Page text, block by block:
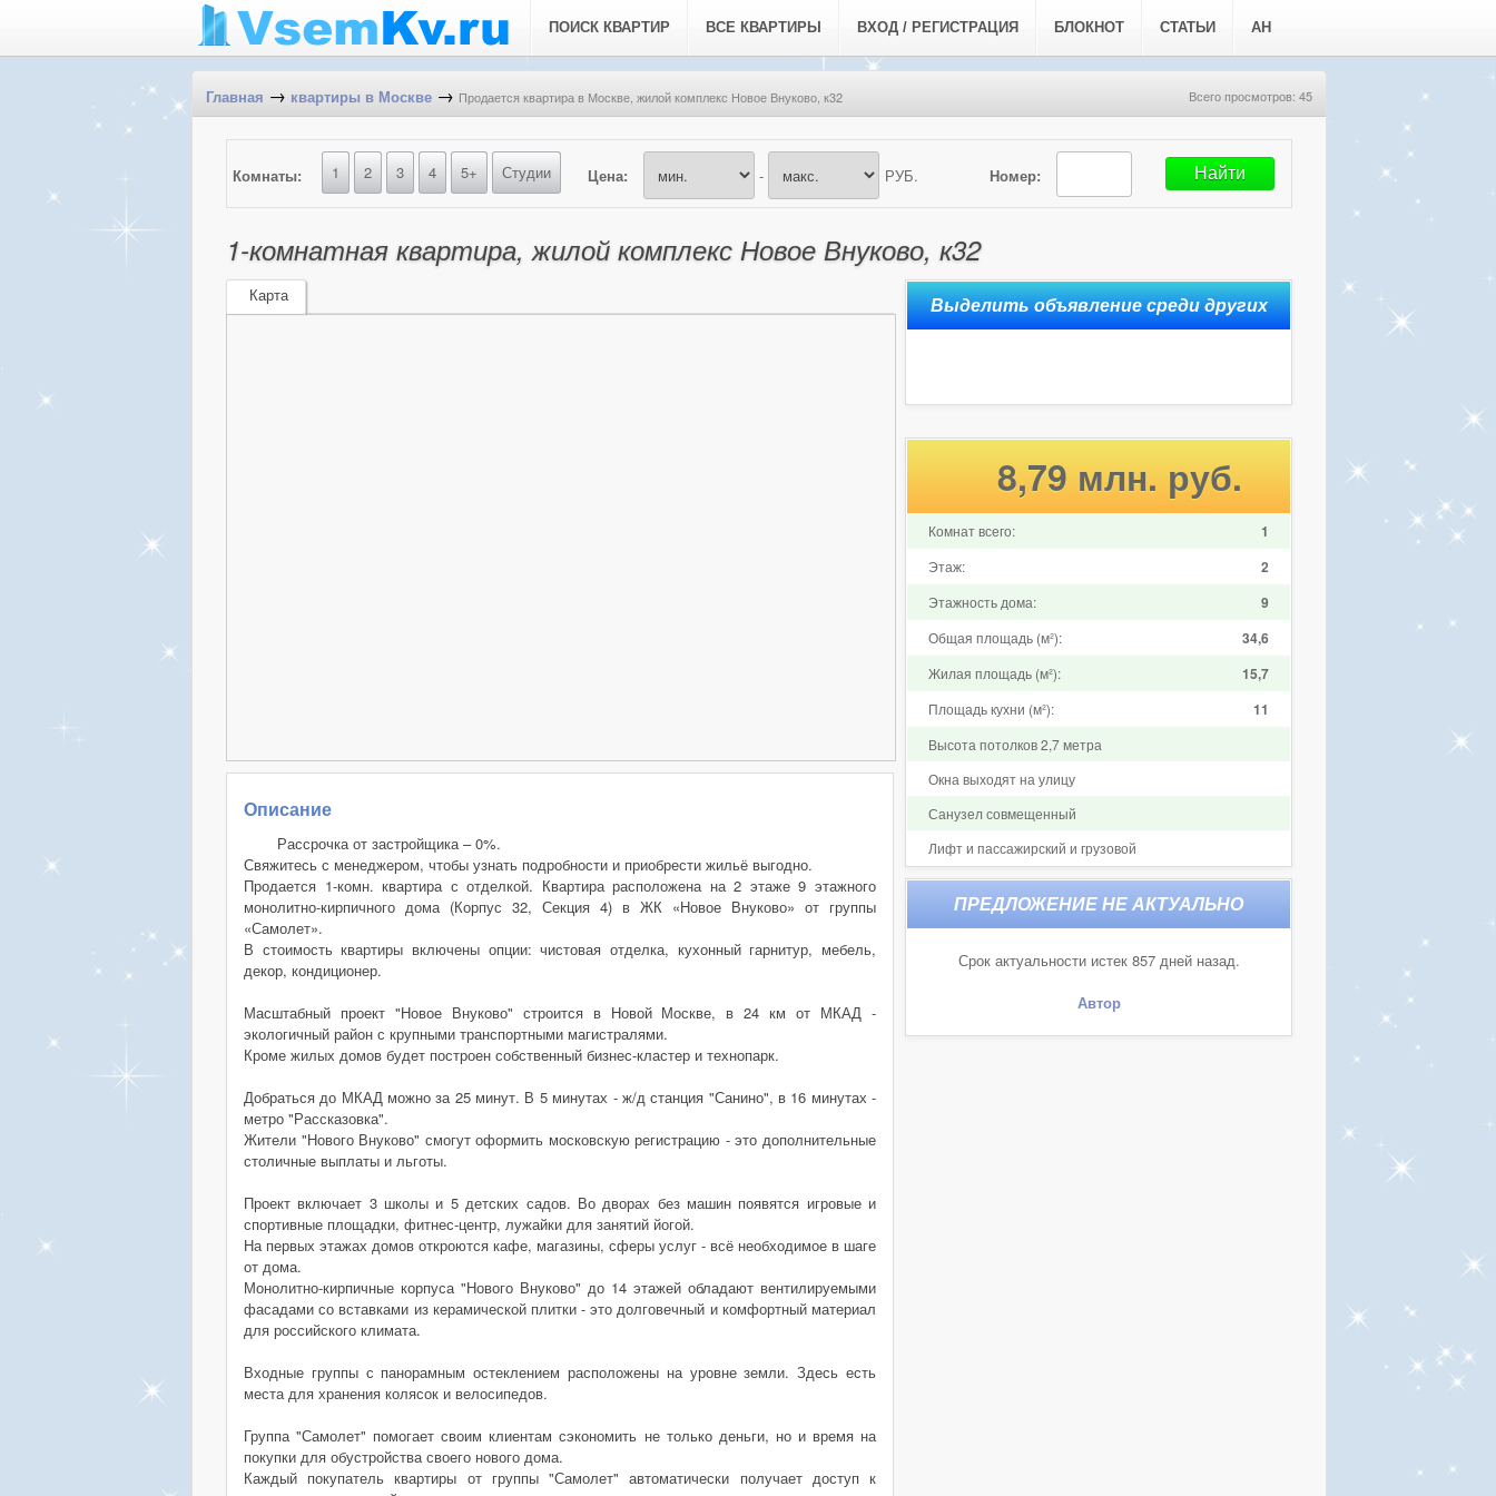
ПОИСК КВАРТИР ВСЕ КВАРТИРЫ ВХОД / РЕГИСТРАЦИЯ БЛОКНОТ СТАТЬИ АН
Главная → квартиры в Москве → Продается квартира в Москве, жилой комплекс Новое Внуково, к32 Всего просмотров: 45
Номер:
Комнаты: 1 2 3 4 5+ Студии Цена: - РУБ.
1-комнатная квартира, жилой комплекс Новое Внуково, к32
Карта
Описание
Рассрочка от застройщика – 0%.
Свяжитесь с менеджером, чтобы узнать подробности и приобрести жильё выгодно.
Продается 1-комн. квартира с отделкой. Квартира расположена на 2 этаже 9 этажного
монолитно-кирпичного дома (Корпус 32, Секция 4) в ЖК «Новое Внуково» от группы
«Самолет».
В стоимость квартиры включены опции: чистовая отделка, кухонный гарнитур, мебель,
декор, кондиционер.
Масштабный проект "Новое Внуково" строится в Новой Москве, в 24 км от МКАД -
экологичный район с крупными транспортными магистралями.
Кроме жилых домов будет построен собственный бизнес-кластер и технопарк.
Добраться до МКАД можно за 25 минут. В 5 минутах - ж/д станция "Санино", в 16 минутах -
метро "Рассказовка".
Жители "Нового Внуково" смогут оформить московскую регистрацию - это дополнительные
столичные выплаты и льготы.
Проект включает 3 школы и 5 детских садов. Во дворах без машин появятся игровые и
спортивные площадки, фитнес-центр, лужайки для занятий йогой.
На первых этажах домов откроются кафе, магазины, сферы услуг - всё необходимое в шаге
от дома.
Монолитно-кирпичные корпуса "Нового Внуково" до 14 этажей обладают вентилируемыми
фасадами со вставками из керамической плитки - это долговечный и комфортный материал
для российского климата.
Входные группы с панорамным остеклением расположены на уровне земли. Здесь есть
места для хранения колясок и велосипедов.
Группа "Самолет" помогает своим клиентам сэкономить не только деньги, но и время на
покупки для обустройства своего нового дома.
Каждый покупатель квартиры от группы "Самолет" автоматически получает доступ к
8,79 млн. руб.
Комнат всего: 1
Этаж: 2
Этажность дома: 9
Общая площадь (м²): 34,6
Жилая площадь (м²): 15,7
Площадь кухни (м²): 11
Высота потолков 2,7 метра
Окна выходят на улицу
Санузел совмещенный
Лифт и пассажирский и грузовой
Срок актуальности истек 857 дней назад.
Автор